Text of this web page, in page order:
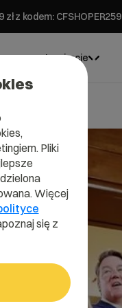
z kodem: CFSHOPER259
Inspiracje
Pliki
Więcej
się z